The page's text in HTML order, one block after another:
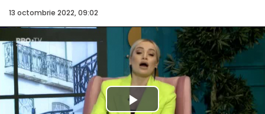
13 octombrie 2022, 09:02